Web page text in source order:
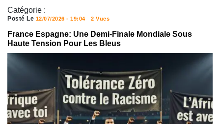
Catégorie :
Posté Le 12/07/2026 - 19:04 2 Vues
France Espagne: Une Demi-Finale Mondiale Sous
Haute Tension Pour Les Bleus